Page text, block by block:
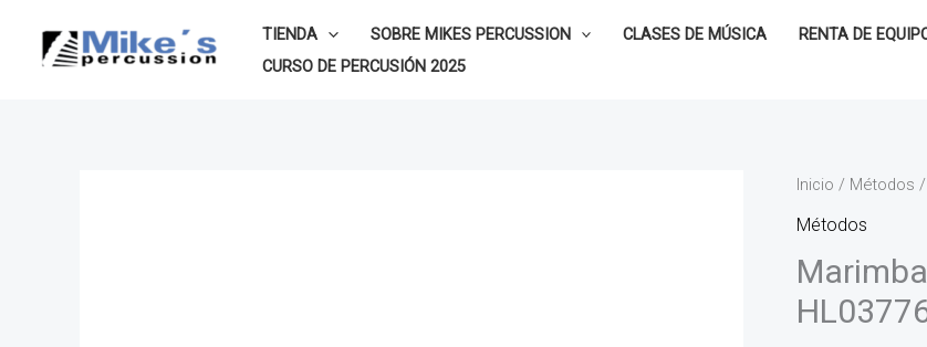
TIENDA SOBRE MIKES PERCUSSION CLASES DE MÚSICA RENTA DE
CURSO DE PERCUSIÓN 2025
Inicio / Métodos /
Métodos
Marimba
Flamenca
Alice
Gomez